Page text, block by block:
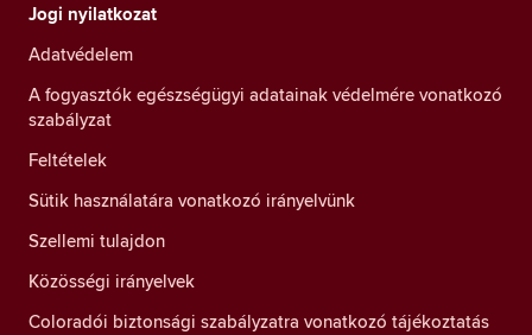
Jogi nyilatkozat
Adatvédelem
A fogyasztók egészségügyi adatainak védelmére vonatkozó
szabályzat
Feltételek
Sütik használatára vonatkozó irányelvünk
Szellemi tulajdon
Közösségi irányelvek
Coloradói biztonsági szabályzatra vonatkozó tájékoztatás